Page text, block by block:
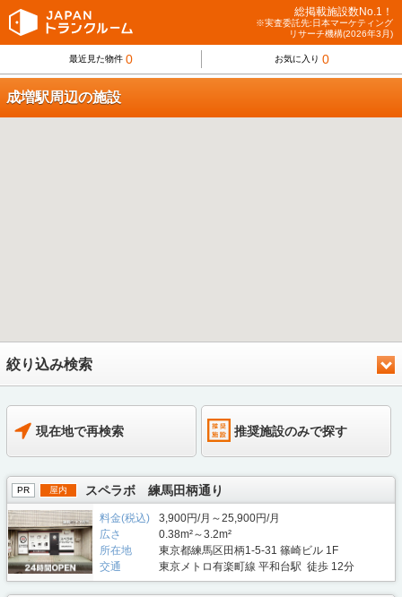
総掲載施設数No.1！
※実査委託先:日本マーケティング
リサーチ機構(2026年3月)
最近見た物件 0 お気に入り 0
成増駅周辺の施設
絞り込み検索
現在地で再検索 推奨施設のみで探す
PR 屋内 スペラボ 練馬田柄通り
料金(税込)
3,900円/月～25,900円/月
広さ
0.38m²～3.2m²
所在地
東京都練馬区田柄1-5-31 篠崎ビル 1F
交通
東京メトロ有楽町線 平和台駅 徒歩 12分